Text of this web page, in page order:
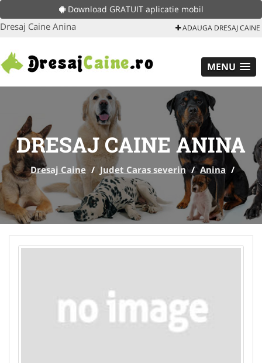
Download GRATUIT aplicatie mobil
Dresaj Caine Anina ADAUGA DRESAJ CAINE
MENU
DRESAJ CAINE ANINA
Dresaj Caine / Judet Caras severin / Anina /